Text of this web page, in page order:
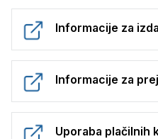
Informacije za
Informacije za
Uporaba plačilnih